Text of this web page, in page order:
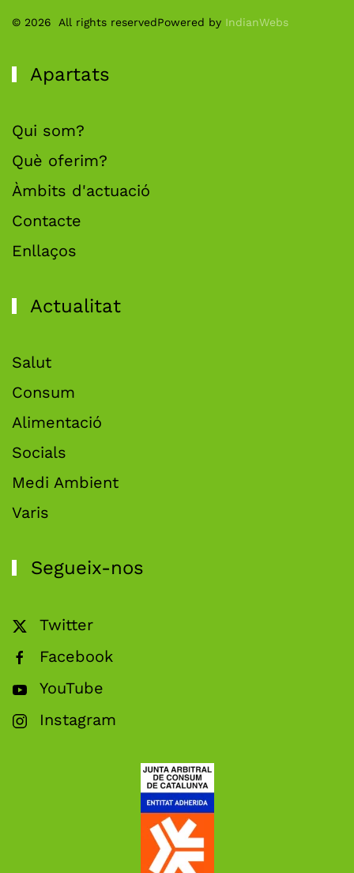
© 2026 All rights reservedPowered by IndianWebs
Apartats
Qui som?
Què oferim?
Àmbits d'actuació
Contacte
Enllaços
Actualitat
Salut
Consum
Alimentació
Socials
Medi Ambient
Varis
Segueix-nos
Twitter
Facebook
YouTube
Instagram